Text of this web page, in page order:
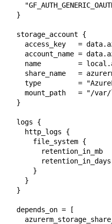
  }
  storage_account {
access_key   =
account_name =
name         =
share_name   =
type         =
mount_path   = "/
  }
  logs {
    http_logs {
      file_system {
retention_in_mb
      }
    }
  }
  depends_on = [